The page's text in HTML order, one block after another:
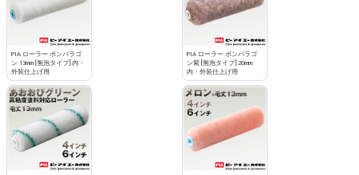
PIA ローラー ボンパラゴ
ン 13mm [無泡タイプ] 内・
外装仕上げ用
PIA ローラー ボンパラゴ
ン紫 [無泡タイプ] 20mm
内・外装仕上げ用